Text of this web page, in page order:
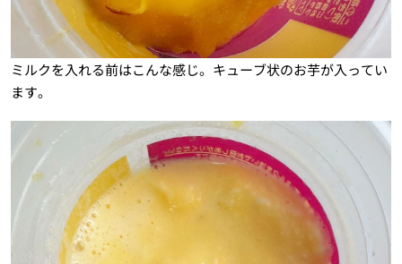
ミルクを入れる前はこんな感じ。キューブ状のお芋が入ってい
ます。